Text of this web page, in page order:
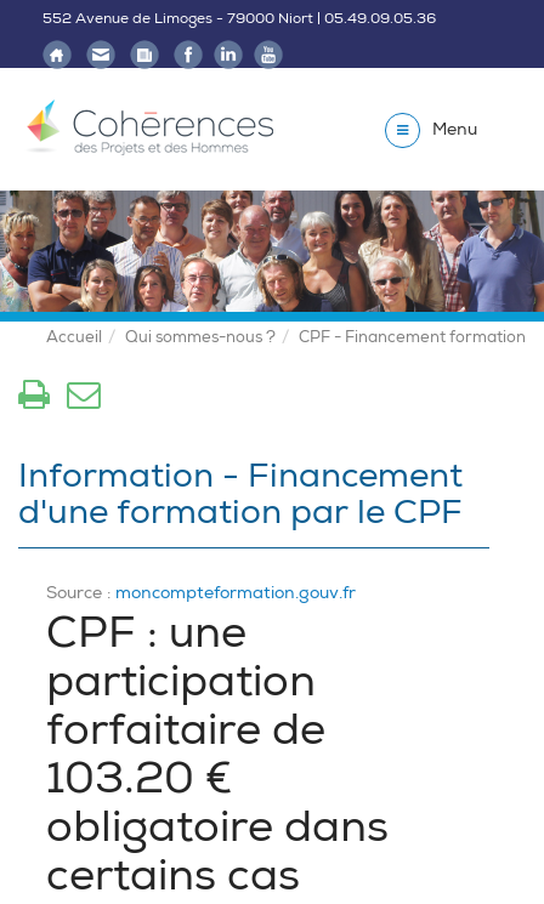
552 Avenue de Limoges - 79000 Niort | 05.49.09.05.36
Menu
Accueil Qui sommes-nous ? CPF - Financement formation
Information - Financement
d'une formation par le CPF
Source : moncompteformation.gouv.fr
CPF : une
participation
forfaitaire de
103.20 €
obligatoire dans
certains cas